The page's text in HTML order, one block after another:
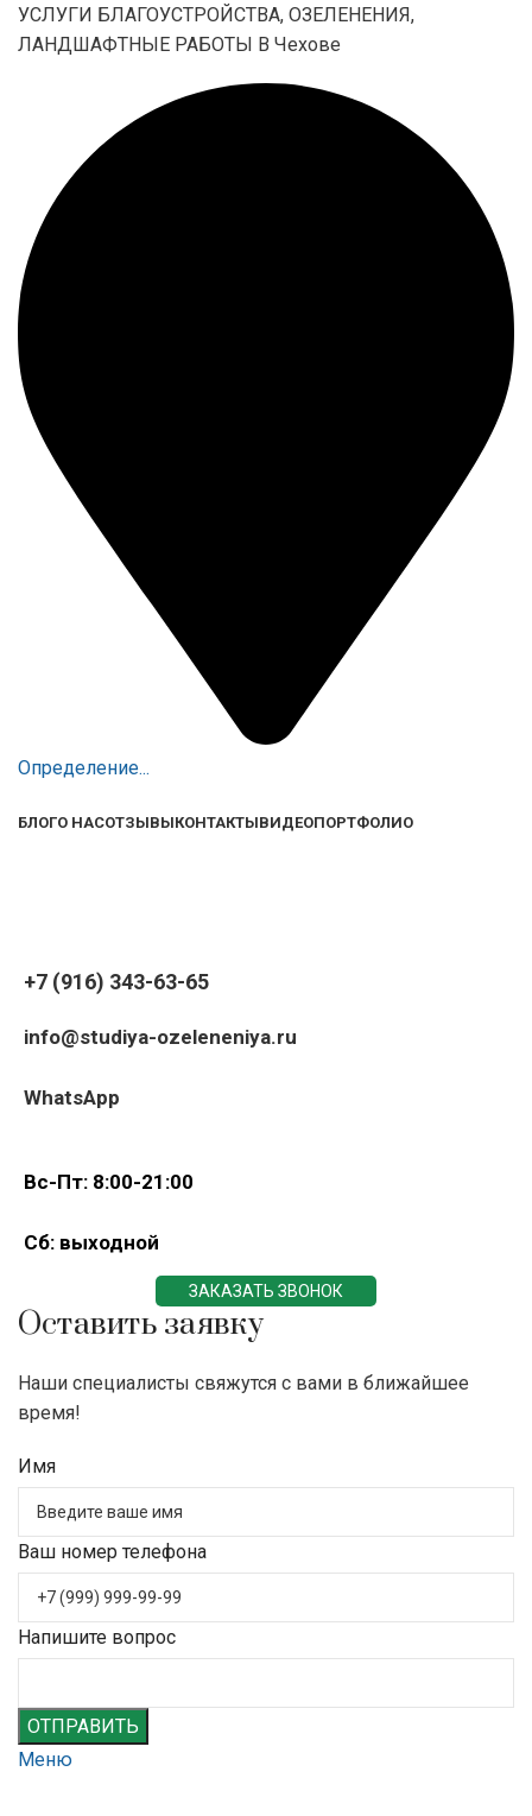
УСЛУГИ БЛАГОУСТРОЙСТВА, ОЗЕЛЕНЕНИЯ,
ЛАНДШАФТНЫЕ РАБОТЫ В Чехове
Определение...
БЛОГО НАСОТЗЫВЫКОНТАКТЫВИДЕОПОРТФОЛИО
+7 (916) 343-63-65
info@studiya-ozeleneniya.ru
WhatsApp
Вс-Пт: 8:00-21:00
Сб: выходной
ЗАКАЗАТЬ ЗВОНОК
Оставить заявку
Наши специалисты свяжутся с вами в ближайшее
время!
Имя
Ваш номер телефона
Напишите вопрос
ОТПРАВИТЬ
Меню